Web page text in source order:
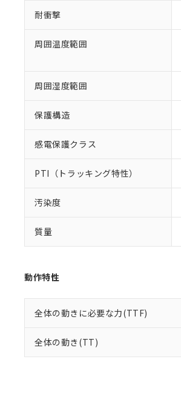
耐衝撃
周囲温度範囲
周囲湿度範囲
保護構造
感電保護クラス
PTI（トラッキング特性）
汚染度
質量
動作特性
全体の動きに必要な力(TTF)
全体の動き(TT)